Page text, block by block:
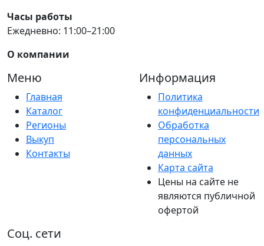
Часы работы
Ежедневно: 11:00–21:00
О компании
Меню
Главная
Каталог
Регионы
Выкуп
Контакты
Информация
Политика
конфиденциальности
Обработка
персональных
данных
Карта сайта
Цены на сайте не
являются публичной
офертой
Соц. сети